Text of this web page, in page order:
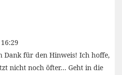
Dank für den Hinweis! Ich hoffe,
nicht noch öfter… Geht in die